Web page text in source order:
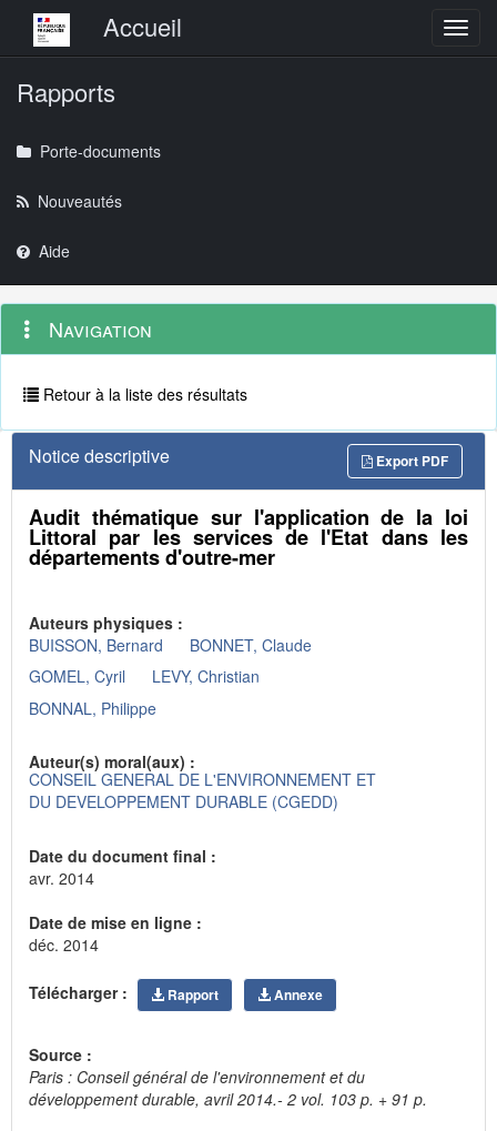
Menu principalAccueil
Rapports
Porte-documents
Nouveautés
Aide
Navigation
outils
Menu
contextuel
Navigation
Retour à la liste des résultats
Notice descriptive Export PDF
Audit thématique sur l'application de la loi
Littoral par les services de l'Etat dans les
départements d'outre-mer
Auteurs physiques :
BUISSON, Bernard
BONNET, Claude
GOMEL, Cyril
LEVY, Christian
BONNAL, Philippe
Auteur(s) moral(aux) :
CONSEIL GENERAL DE L'ENVIRONNEMENT ET
DU DEVELOPPEMENT DURABLE (CGEDD)
Date du document final :
avr. 2014
Date de mise en ligne :
déc. 2014
Télécharger : Rapport Annexe
Source :
Paris : Conseil général de l'environnement et du
développement durable, avril 2014.- 2 vol. 103 p. + 91 p.